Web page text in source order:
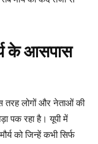
के आसपास
तरह लोगों और नेताओं की
पक रहा है। यूपी में
को जिन्हें कभी सिर्फ